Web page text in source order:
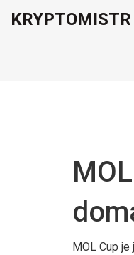
MOL Cup